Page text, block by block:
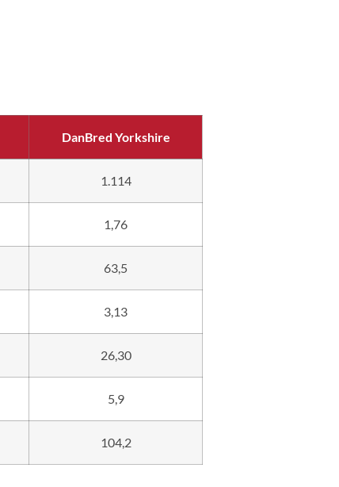
DanBred Yorkshire
1.114
1,76
63,5
3,13
26,30
5,9
104,2